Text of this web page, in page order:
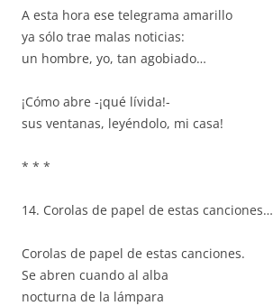
A esta hora ese telegrama amarillo
ya sólo trae malas noticias:
un hombre, yo, tan agobiado…
¡Cómo abre -¡qué lívida!-
sus ventanas, leyéndolo, mi casa!
* * *
14. Corolas de papel de estas canciones…
Corolas de papel de estas canciones.
Se abren cuando al alba
nocturna de la lámpara